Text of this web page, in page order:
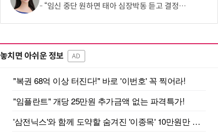
“임신 중단 원하면 태아 심장박동 듣고 결정해라”…칠레 임신중단법안 찬반 논쟁
놓치면 아쉬운 정보 AD